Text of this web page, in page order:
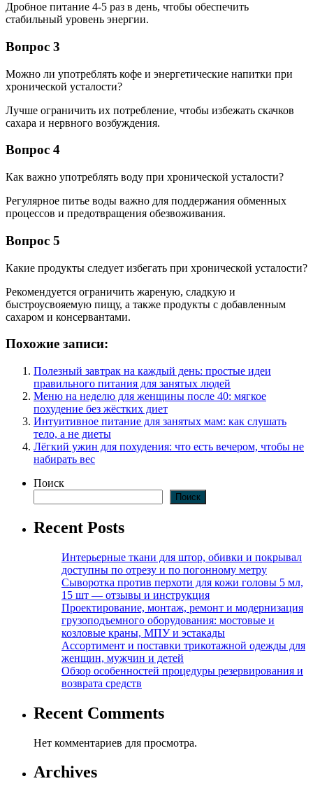
Дробное питание 4-5 раз в день, чтобы обеспечить
стабильный уровень энергии.
Вопрос 3
Можно ли употреблять кофе и энергетические напитки при
хронической усталости?
Лучше ограничить их потребление, чтобы избежать скачков
сахара и нервного возбуждения.
Вопрос 4
Как важно употреблять воду при хронической усталости?
Регулярное питье воды важно для поддержания обменных
процессов и предотвращения обезвоживания.
Вопрос 5
Какие продукты следует избегать при хронической усталости?
Рекомендуется ограничить жареную, сладкую и
быстроусвояемую пищу, а также продукты с добавленным
сахаром и консервантами.
Похожие записи:
Полезный завтрак на каждый день: простые идеи
правильного питания для занятых людей
Меню на неделю для женщины после 40: мягкое
похудение без жёстких диет
Интуитивное питание для занятых мам: как слушать
тело, а не диеты
Лёгкий ужин для похудения: что есть вечером, чтобы не
набирать вес
Поиск
Поиск
Recent Posts
Интерьерные ткани для штор, обивки и покрывал
доступны по отрезу и по погонному метру
Сыворотка против перхоти для кожи головы 5 мл,
15 шт — отзывы и инструкция
Проектирование, монтаж, ремонт и модернизация
грузоподъемного оборудования: мостовые и
козловые краны, МПУ и эстакады
Ассортимент и поставки трикотажной одежды для
женщин, мужчин и детей
Обзор особенностей процедуры резервирования и
возврата средств
Recent Comments
Нет комментариев для просмотра.
Archives